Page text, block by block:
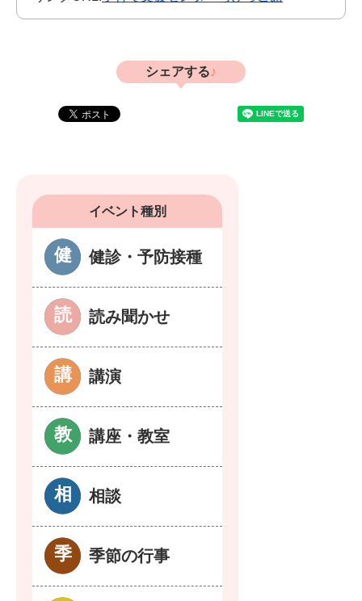
シェアする
イベント種別
健診・予防接種
読み聞かせ
講演
講座・教室
相談
季節の行事